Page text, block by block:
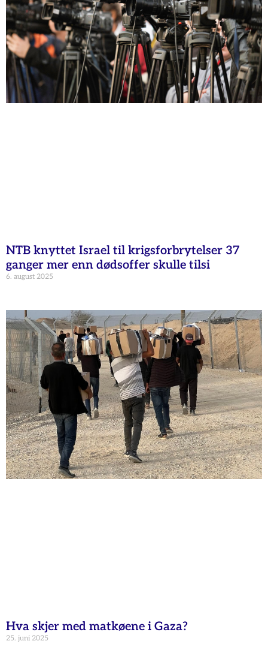
NTB knyttet Israel til krigsforbrytelser 37
ganger mer enn dødsoffer skulle tilsi
6. august 2025
Hva skjer med matkøene i Gaza?
25. juni 2025